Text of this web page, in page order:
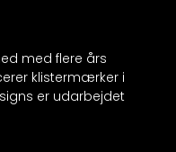
med flere års
klistermærker i
er udarbejdet